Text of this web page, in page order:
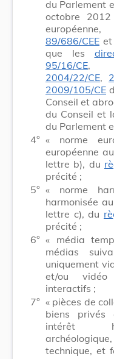
du Parlement
octobre
89/686/CEE et
que les
95/16/CE
2004/22/CE,
2009/105/CE
Conseil et
du Conseil et
du Parlement
4° « norme
européenne
lettre b), du
précité ;
5° « norme
harmonisée
lettre c), du
précité ;
6° « média
médias
uniquement
et/ou vidéo
interactifs ;
7° « pièces de
biens privés
intérêt
technique, et